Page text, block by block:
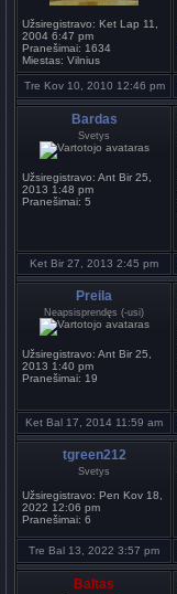
Užsiregistravo: Ket Lap 11,
2004 6:47 pm
Pranešimai: 1634
Miestas: Vilnius
Tre Kov 10, 2010 12:46 pm
Bardas
Svetys
Užsiregistravo: Ant Bir 25,
2013 1:48 pm
Pranešimai: 5
Ket Bir 27, 2013 2:45 pm
Preila
Neapsisprendęs (-usi)
Užsiregistravo: Ant Bir 25,
2013 1:40 pm
Pranešimai: 19
Ket Bal 17, 2014 11:59 am
tgreen212
Svetys
Užsiregistravo: Pen Kov 18,
2022 12:06 pm
Pranešimai: 6
Tre Bal 13, 2022 3:57 pm
Baltas